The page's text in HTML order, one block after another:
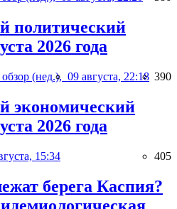
политический
2026 года
(нед.), 09 августа, 22:18 390
экономический
2026 года
15:34 405
берега Каспия?